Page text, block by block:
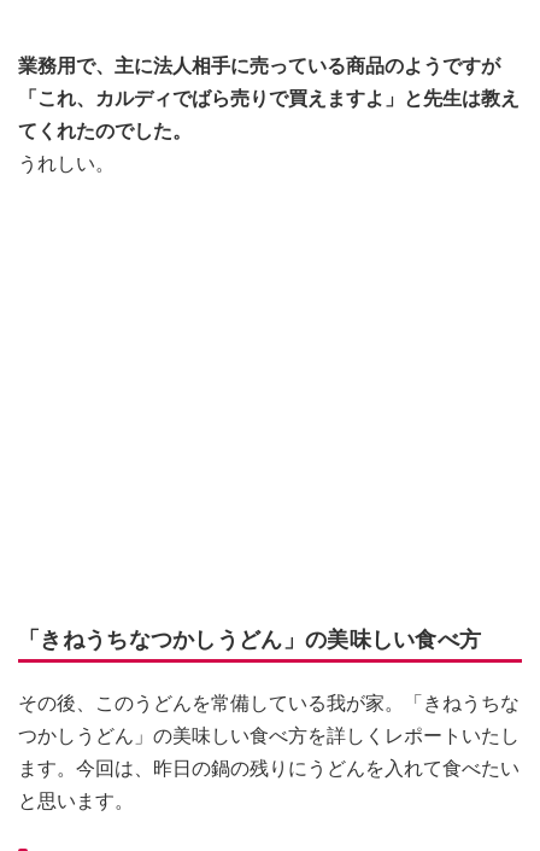
業務用で、主に法人相手に売っている商品のようですが
「これ、カルディでばら売りで買えますよ」と先生は教え
てくれたのでした。
うれしい。
「きねうちなつかしうどん」の美味しい食べ方
その後、このうどんを常備している我が家。「きねうちな
つかしうどん」の美味しい食べ方を詳しくレポートいたし
ます。今回は、昨日の鍋の残りにうどんを入れて食べたい
と思います。